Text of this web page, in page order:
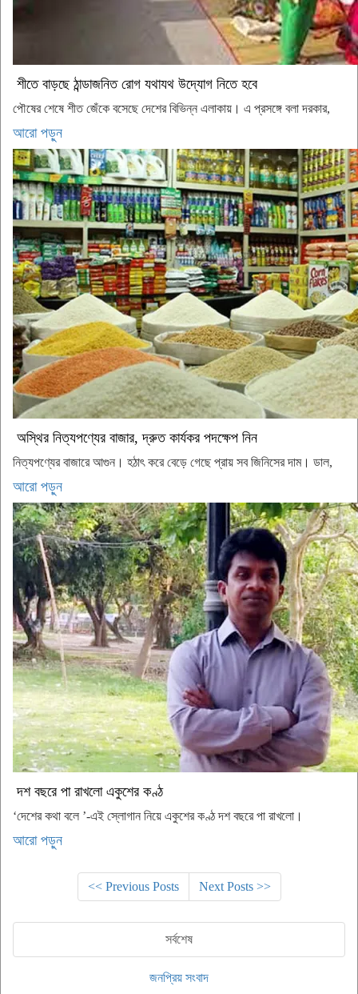
শীতে বাড়ছে ঠান্ডাজনিত রোগ যথাযথ উদ্যোগ নিতে হবে
পৌষের শেষে শীত জেঁকে বসেছে দেশের বিভিন্ন এলাকায়। এ প্রসঙ্গে বলা দরকার,
আরো পড়ুন
অস্থির নিত্যপণ্যের বাজার, দ্রুত কার্যকর পদক্ষেপ নিন
নিত্যপণ্যের বাজারে আগুন। হঠাৎ করে বেড়ে গেছে প্রায় সব জিনিসের দাম। ডাল,
আরো পড়ুন
দশ বছরে পা রাখলো একুশের কণ্ঠ
‘দেশের কথা বলে ’-এই স্লোগান নিয়ে একুশের কণ্ঠ দশ বছরে পা রাখলো।
আরো পড়ুন
<< Previous Posts Next Posts >>
সর্বশেষ
জনপ্রিয় সংবাদ